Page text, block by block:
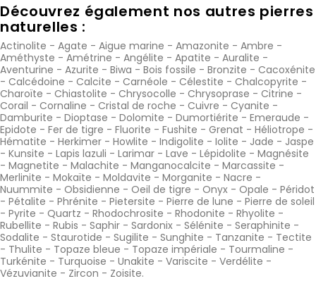
Découvrez également nos autres pierres
naturelles :
Actinolite - Agate - Aigue marine - Amazonite - Ambre -
Améthyste - Amétrine - Angélite - Apatite - Auralite -
Aventurine - Azurite - Biwa - Bois fossile - Bronzite - Cacoxénite
- Calcédoine - Calcite - Carnéole - Célestite - Chalcopyrite -
Charoïte - Chiastolite - Chrysocolle - Chrysoprase - Citrine -
Corail - Cornaline - Cristal de roche - Cuivre - Cyanite -
Damburite - Dioptase - Dolomite - Dumortiérite - Emeraude -
Epidote - Fer de tigre - Fluorite - Fushite - Grenat - Héliotrope -
Hématite - Herkimer - Howlite - Indigolite - Iolite - Jade - Jaspe
- Kunsite - Lapis lazuli - Larimar - Lave - Lépidolite - Magnésite
- Magnetite - Malachite - Manganocalcite - Marcassite -
Merlinite - Mokaïte - Moldavite - Morganite - Nacre -
Nuummite - Obsidienne - Oeil de tigre - Onyx - Opale - Péridot
- Pétalite - Phrénite - Pietersite - Pierre de lune - Pierre de soleil
- Pyrite - Quartz - Rhodochrosite - Rhodonite - Rhyolite -
Rubellite - Rubis - Saphir - Sardonix - Sélénite - Seraphinite -
Sodalite - Staurotide - Sugilite - Sunghite - Tanzanite - Tectite
- Thulite - Topaze bleue - Topaze impériale - Tourmaline -
Turkénite - Turquoise - Unakite - Variscite - Verdélite -
Vézuvianite - Zircon - Zoisite.